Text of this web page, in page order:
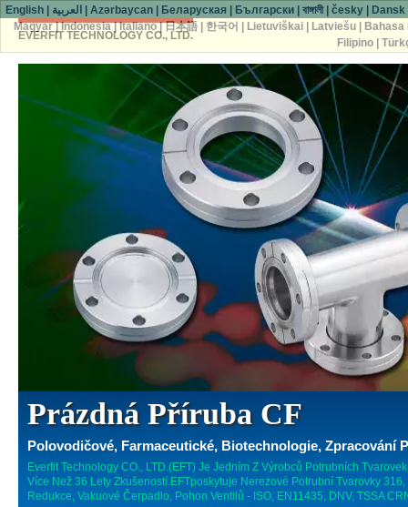
EVERFIT TECHNOLOGY CO., LTD.
Prázdná Příruba CF
Polovodičové, Farmaceutické, Biotechnologie, Zpracování
Everfit Technology CO., LTD.(EFT) Je Jedním Z Výrobců Potrubních
Více Než 36 Lety Zkušeností.EFTposkytuje Nerezové Potrubní Tvarovky
Redukce, Vakuové Čerpadlo, Pohon Ventilů - ISO, EN11435, DNV, TSSA
English العربية |Azərbaycan Беларуская Български |বাঙ্গালী|česky Dansk
Magyar|Indonesia|Italiano|日本語| 한국어 Lietuviškai| Latviešu|
Bahasa
Filipino|